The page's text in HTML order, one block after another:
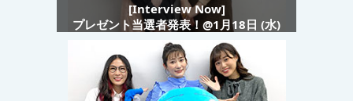
[Interview Now]
プレゼント当選者発表！@1月18日 (水)